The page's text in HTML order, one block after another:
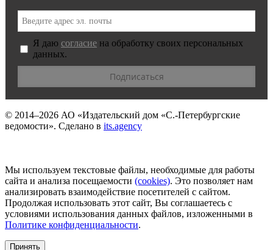
Я даю согласие на обработку своих персональных
данных.
© 2014–2026 АО «Издательский дом «С.-Петербургские
ведомости». Сделано в its.agency
Мы используем текстовые файлы, необходимые для работы
сайта и анализа посещаемости (сookies). Это позволяет нам
анализировать взаимодействие посетителей с сайтом.
Продолжая использовать этот сайт, Вы соглашаетесь с
условиями использования данных файлов, изложенными в
Политике конфиденциальности.
Принять